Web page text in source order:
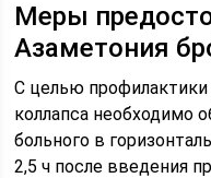
Меры
Азаметония
С целью профилактики
коллапса необходимо
больного в
2,5 ч после введения